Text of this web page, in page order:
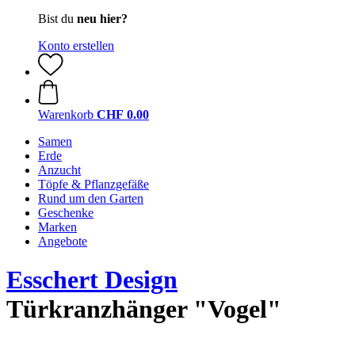
Bist du neu hier?
Konto erstellen
Warenkorb CHF 0.00
Samen
Erde
Anzucht
Töpfe & Pflanzgefäße
Rund um den Garten
Geschenke
Marken
Angebote
Esschert Design
Türkranzhänger "Vogel"